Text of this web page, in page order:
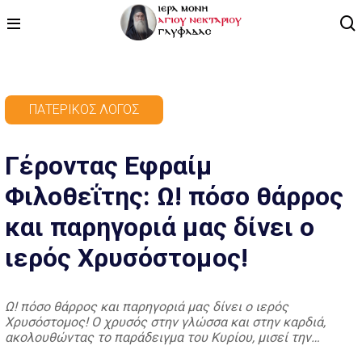
ΠΡΟΓΡΑΜΜΑ
ΒΙΝΤΕΟ
ΑΡΘΡΟΓΡΑΦΙΑ
ΑΓΙΟΛΟΓΙΟ - ΒΙΟΙ ΑΓΙΩΝ
ΕΠΙΚΟΙΝΩΝΙΑ
ΠΑΤΕΡΙΚΌΣ ΛΌΓΟΣ
Γέροντας Εφραίμ
Φιλοθεΐτης: Ω! πόσο θάρρος
και παρηγοριά μας δίνει ο
ιερός Χρυσόστομος!
Ω! πόσο θάρρος και παρηγοριά μας δίνει ο ιερός
Χρυσόστομος! Ο χρυσός στην γλώσσα και στην καρδιά,
ακολουθώντας το παράδειγμα του Κυρίου, μισεί την